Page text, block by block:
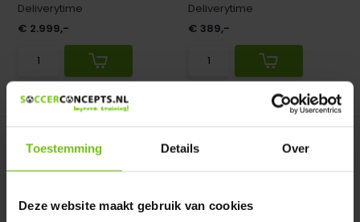
Toestemming Details Over
Deze website maakt gebruik van cookies
Vergelijk
Deliverytime
€ 2.999,-
Deliverytime
€ 389,-